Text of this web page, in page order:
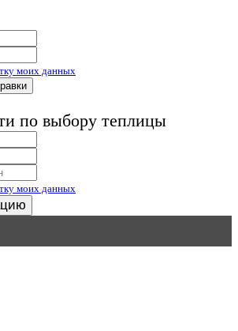
моих данных
по выбору теплицы
моих данных